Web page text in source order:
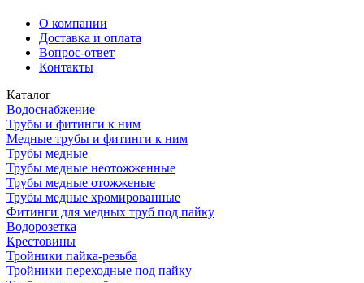
О компании
Доставка и оплата
Вопрос-ответ
Контакты
Каталог
Водоснабжение
Трубы и фитинги к ним
Медные трубы и фитинги к ним
Трубы медные
Трубы медные неотожженные
Трубы медные отожженые
Трубы медные хромированные
Фитинги для медных труб под пайку
Водорозетка
Крестовины
Тройники пайка-резьба
Тройники переходные под пайку